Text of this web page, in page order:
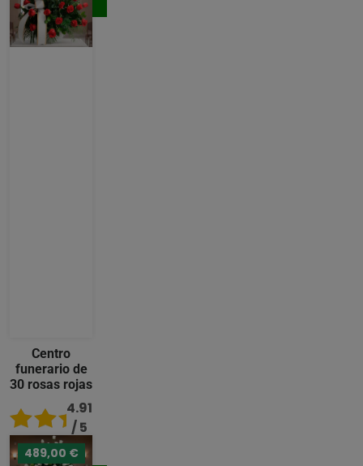
Comprar
Centro
funerario de
30 rosas rojas
4.91
/ 5
176,00 €
489,00 €